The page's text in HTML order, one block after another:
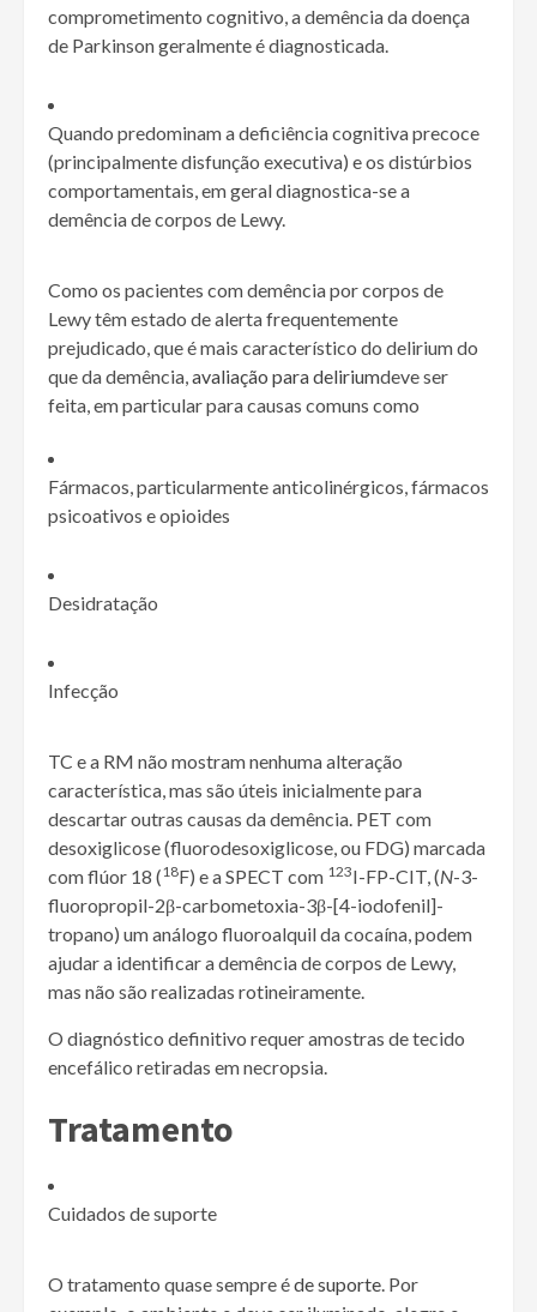
comprometimento cognitivo, a demência da doença
de Parkinson geralmente é diagnosticada.
Quando predominam a deficiência cognitiva precoce
(principalmente disfunção executiva) e os distúrbios
comportamentais, em geral diagnostica-se a
demência de corpos de Lewy.
Como os pacientes com demência por corpos de
Lewy têm estado de alerta frequentemente
prejudicado, que é mais característico do delirium do
que da demência, avaliação para deliriumdeve ser
feita, em particular para causas comuns como
Fármacos, particularmente anticolinérgicos, fármacos
psicoativos e opioides
Desidratação
Infecção
TC e a RM não mostram nenhuma alteração
característica, mas são úteis inicialmente para
descartar outras causas da demência. PET com
desoxiglicose (fluorodesoxiglicose, ou FDG) marcada
com flúor 18 (18F) e a SPECT com 123I-FP-CIT, (N-3-
fluoropropil-2β-carbometoxia-3β-[4-iodofenil]-
tropano) um análogo fluoroalquil da cocaína, podem
ajudar a identificar a demência de corpos de Lewy,
mas não são realizadas rotineiramente.
O diagnóstico definitivo requer amostras de tecido
encefálico retiradas em necropsia.
Tratamento
Cuidados de suporte
O tratamento quase sempre éde suporte . Por